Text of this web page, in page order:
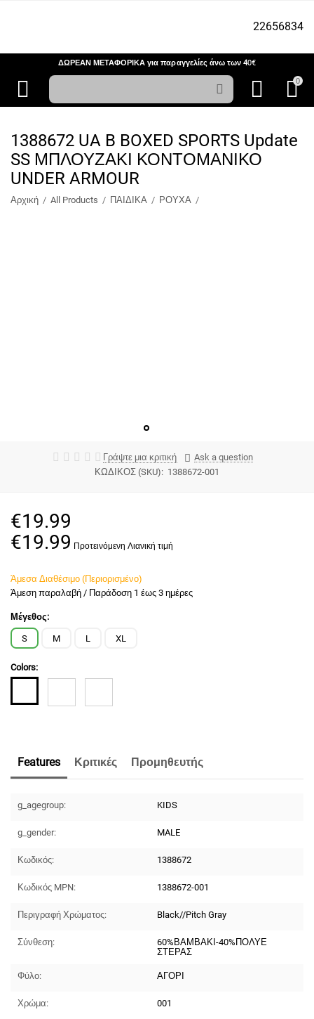
22656834
0
ΔΩΡΕΑΝ ΜΕΤΑΦΟΡΙΚΑ για παραγγελίες άνω των 40€
1388672 UA B BOXED SPORTS Update
SS ΜΠΛΟΥΖΑΚΙ ΚΟΝΤΟΜΑΝΙΚΟ
UNDER ARMOUR
Αρχική / All Products / ΠΑΙΔΙΚΑ / ΡΟΥΧΑ /
Γράψτε μια κριτική
Ask a question
ΚΩΔΙΚΟΣ (SKU): 1388672-001
€19.99
€19.99
Άμεσα Διαθέσιμο (Περιορισμένο)
Άμεση παραλαβή / Παράδoση 1 έως 3 ημέρες
Μέγεθος:
S M L XL
Colors:
Features Κριτικές Προμηθευτής
g_agegroup: KIDS
g_gender: MALE
Κωδικός: 1388672
Κωδικός MPN: 1388672-001
Περιγραφή Χρώματος: Black//Pitch Gray
Σύνθεση:
60%ΒΑΜΒΑΚΙ-40%ΠΟΛΥΕ
ΣΤΕΡΑΣ
Φύλο: ΑΓΟΡΙ
Χρώμα: 001